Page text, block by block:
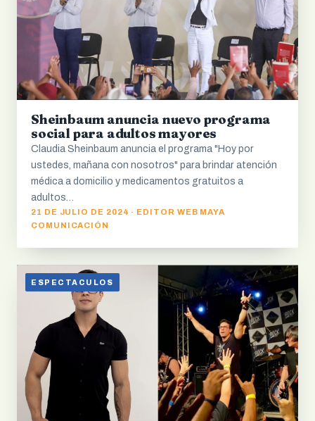
Sheinbaum anuncia nuevo programa
social para adultos mayores
Claudia Sheinbaum anuncia el programa "Hoy por
ustedes, mañana con nosotros" para brindar atención
médica a domicilio y medicamentos gratuitos a
adultos…
21 DE JULIO DE 2024 · EDITOR WEB MAYA
COMUNICACIÓN
ESPECTACULOS